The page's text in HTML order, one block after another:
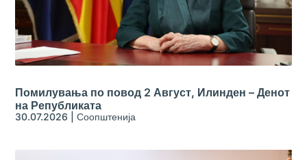
Помилувања по повод 2 Август, Илинден – Денот
на Републиката
30.07.2026 |Соопштенија